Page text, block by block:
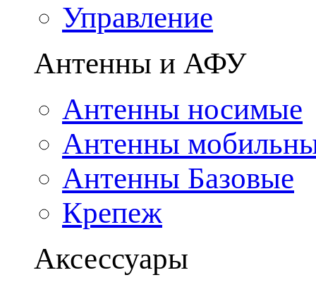
Управление
Антенны и АФУ
Антенны носимые
Антенны
Антенны Базовые
Крепеж
Аксессуары